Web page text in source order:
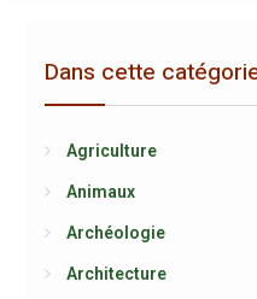
Dans cette
Agriculture
Animaux
Archéologie
Architecture